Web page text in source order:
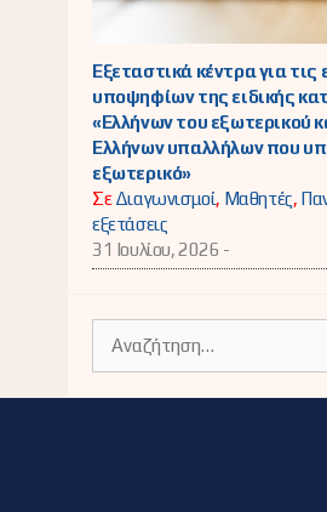
Εξεταστικά κέντρα για τις
υποψηφίων της ειδικής
«Ελλήνων του εξωτερικού
Ελλήνων υπαλλήλων που
εξωτερικό»
ΣεΔιαγωνισμοί, Μαθητές,
εξετάσεις
31 Ιουλίου, 2026 -
για: